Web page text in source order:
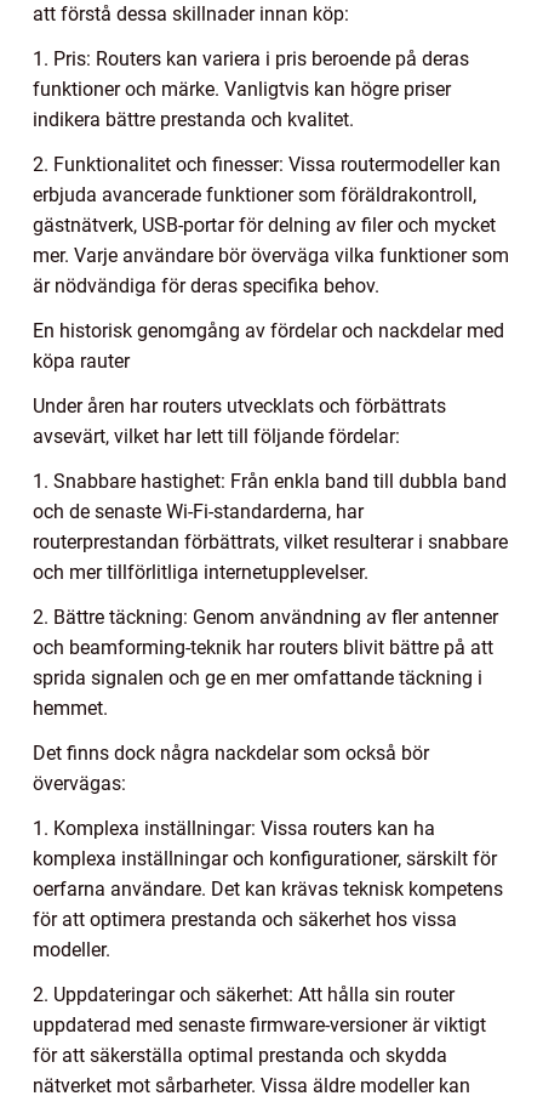
att förstå dessa skillnader innan köp:
1. Pris: Routers kan variera i pris beroende på deras
funktioner och märke. Vanligtvis kan högre priser
indikera bättre prestanda och kvalitet.
2. Funktionalitet och finesser: Vissa routermodeller kan
erbjuda avancerade funktioner som föräldrakontroll,
gästnätverk, USB-portar för delning av filer och mycket
mer. Varje användare bör överväga vilka funktioner som
är nödvändiga för deras specifika behov.
En historisk genomgång av fördelar och nackdelar med
köpa rauter
Under åren har routers utvecklats och förbättrats
avsevärt, vilket har lett till följande fördelar:
1. Snabbare hastighet: Från enkla band till dubbla band
och de senaste Wi-Fi-standarderna, har
routerprestandan förbättrats, vilket resulterar i snabbare
och mer tillförlitliga internetupplevelser.
2. Bättre täckning: Genom användning av fler antenner
och beamforming-teknik har routers blivit bättre på att
sprida signalen och ge en mer omfattande täckning i
hemmet.
Det finns dock några nackdelar som också bör
övervägas:
1. Komplexa inställningar: Vissa routers kan ha
komplexa inställningar och konfigurationer, särskilt för
oerfarna användare. Det kan krävas teknisk kompetens
för att optimera prestanda och säkerhet hos vissa
modeller.
2. Uppdateringar och säkerhet: Att hålla sin router
uppdaterad med senaste firmware-versioner är viktigt
för att säkerställa optimal prestanda och skydda
nätverket mot sårbarheter. Vissa äldre modeller kan